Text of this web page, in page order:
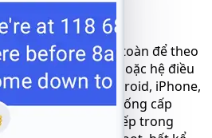
tương thích hoàn toàn để theo
bất kỳ thiết bị hoặc hệ điều
mượt mà trên Android, iPhone,
thậm chí các hệ thống cấp
liền mạch trực tiếp trong